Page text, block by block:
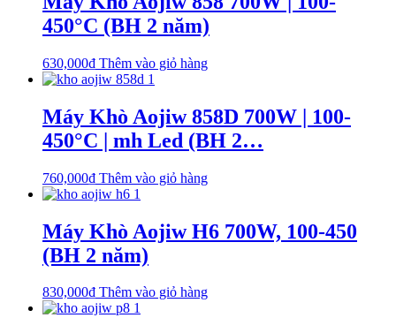
450°C (BH 2 năm)
630,000₫ Thêm vào giỏ hàng
Máy Khò Aojiw 858D 700W | 100-
450°C | mh Led (BH 2…
760,000₫ Thêm vào giỏ hàng
Máy Khò Aojiw H6 700W, 100-450
(BH 2 năm)
830,000₫ Thêm vào giỏ hàng